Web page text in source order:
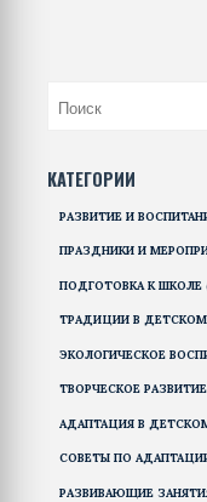
и тактильное
развитие
Важно помнить,
в своем ритме,
представлены
по выбору и
развивающих
КАТЕГОРИИ
РАЗВИТИЕ И
ПРАЗДНИКИ И
ПОДГОТОВКА К ШКОЛЕ
ТРАДИЦИИ В
ЭКОЛОГИЧЕСКОЕ
ТВОРЧЕСКОЕ РАЗВИТИЕ
АДАПТАЦИЯ В
СОВЕТЫ ПО
РАЗВИВАЮЩИЕ